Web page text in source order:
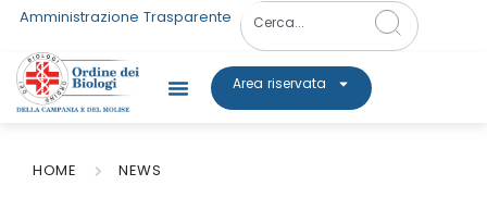
Amministrazione Trasparente
Area riservata
HOME NEWS